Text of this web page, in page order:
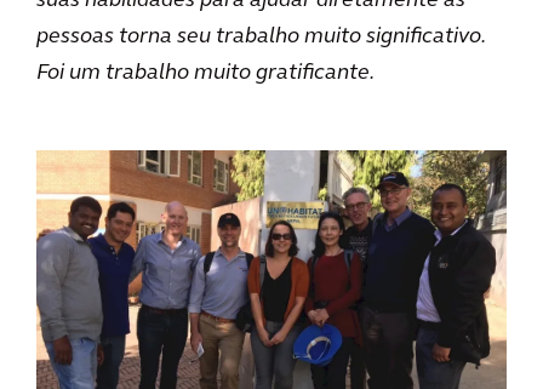
pessoas torna seu trabalho muito significativo.
Foi um trabalho muito gratificante.